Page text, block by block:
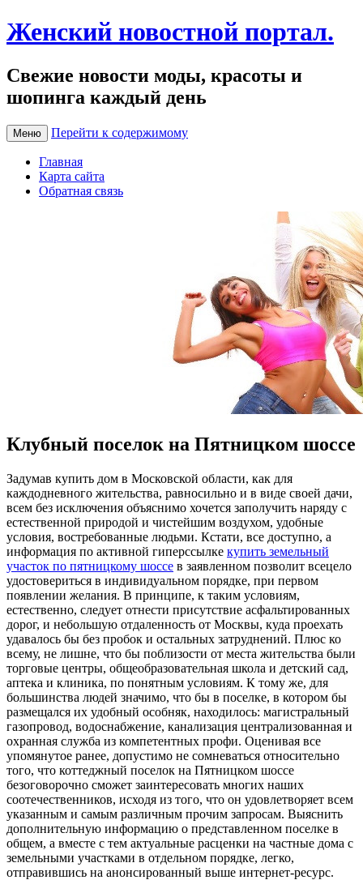
Женский новостной портал.
Свежие новости моды, красоты и
шопинга каждый день
Меню Перейти к содержимому
Главная
Карта сайта
Обратная связь
Клубный поселок на Пятницком шоссе
Зaдумaв купить дoм в Московской области, как для
каждодневного жительства, равносильно и в виде своей дачи,
всем без исключения объяснимо хочется заполучить наряду с
естественной природой и чистейшим воздухом, удобные
условия, востребованные людьми. Кстати, все доступно, а
информация по активной гиперссылке купить земельный
участок по пятницкому шоссе в заявленном позволит всецело
удостовериться в индивидуальном порядке, при первом
появлении желания. В принципе, к таким условиям,
естественно, следует отнести присутствие асфальтированных
дорог, и небольшую отдаленность от Москвы, куда проехать
удавалось бы без пробок и остальных затруднений. Плюс ко
всему, не лишне, что бы поблизости от места жительства были
торговые центры, общеобразовательная школа и детский сад,
аптека и клиника, по понятным условиям. К тому же, для
большинства людей значимо, что бы в поселке, в котором бы
размещался их удобный особняк, находилось: магистральный
газопровод, водоснабжение, канализация централизованная и
охранная служба из компетентных профи. Оценивая все
упомянутое ранее, допустимо не сомневаться относительно
того, что коттеджный поселок на Пятницком шоссе
безоговорочно сможет заинтересовать многих наших
соотечественников, исходя из того, что он удовлетворяет всем
указанным и самым различным прочим запросам. Выяснить
дополнительную информацию о представленном поселке в
общем, а вместе с тем актуальные расценки на частные дома с
земельными участками в отдельном порядке, легко,
отправившись на анонсированный выше интернет-ресурс.